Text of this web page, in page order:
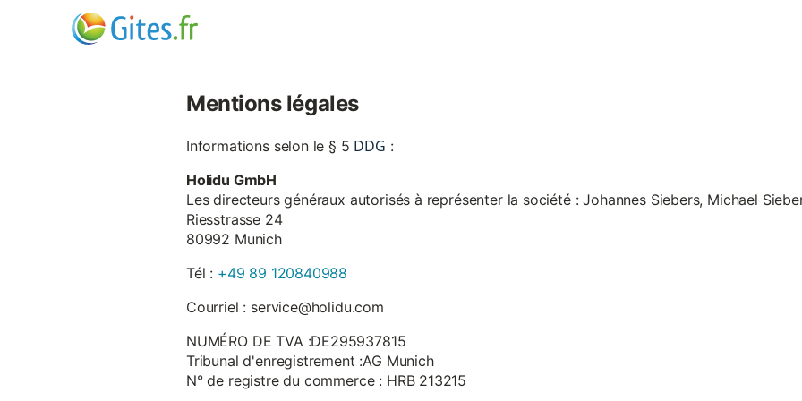
Mentions légales
Informations selon le § 5 DDG :
Holidu GmbH
Les directeurs généraux autorisés à représenter la société : Johannes Siebers, Michael
Riesstrasse 24
80992 Munich
Tél : +49 89 120840988
Courriel : service@holidu.com
NUMÉRO DE TVA :DE295937815
Tribunal d'enregistrement :AG Munich
N° de registre du commerce : HRB 213215